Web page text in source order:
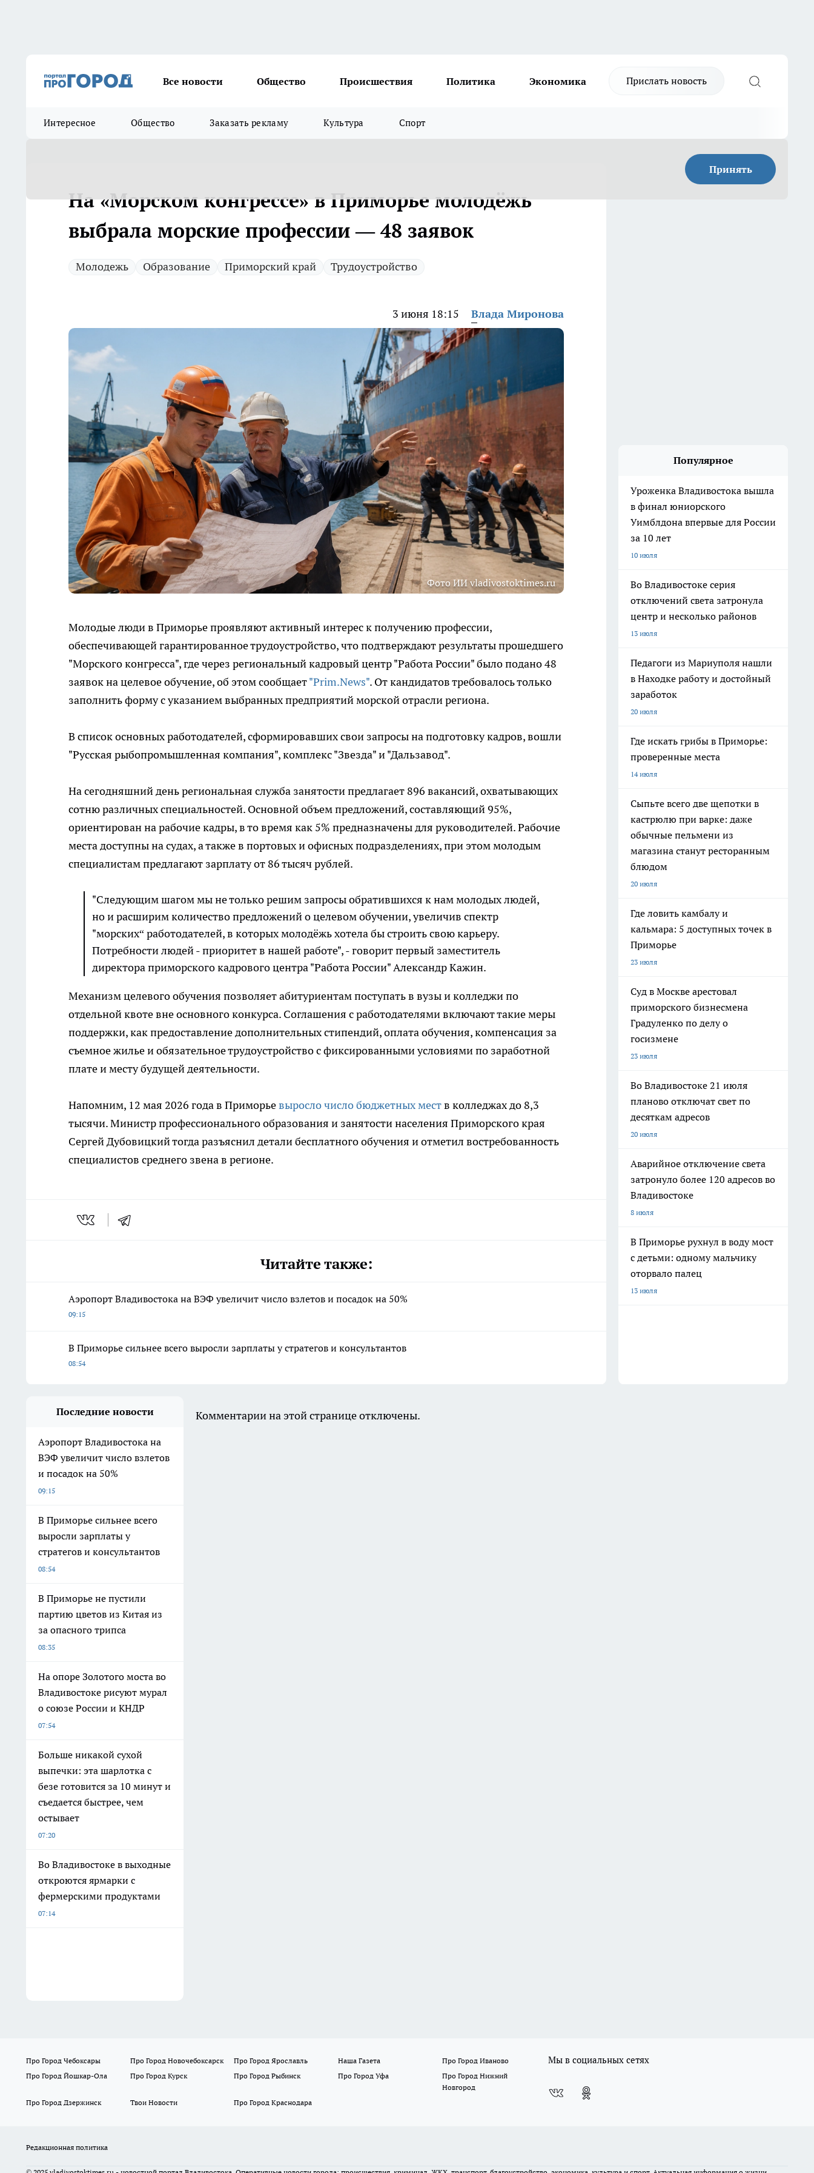
Все новости Общество Происшествия Политика Экономика Прислать новость
Интересное Общество Заказать рекламу Культура Спорт
Принять
На «Морском конгрессе» в Приморье молодёжь
выбрала морские профессии — 48 заявок
Молодежь Образование Приморский край Трудоустройство
3 июня 18:15 Влада Миронова
Фото ИИ vladivostoktimes.ru
Молодые люди в Приморье проявляют активный интерес к получению профессии,
обеспечивающей гарантированное трудоустройство, что подтверждают результаты прошедшего
"Морского конгресса", где через региональный кадровый центр "Работа России" было подано 48
заявок на целевое обучение, об этом сообщает"Prim.News". От кандидатов требовалось только
заполнить форму с указанием выбранных предприятий морской отрасли региона.
В список основных работодателей, сформировавших свои запросы на подготовку кадров, вошли
"Русская рыбопромышленная компания", комплекс "Звезда" и "Дальзавод".
На сегодняшний день региональная служба занятости предлагает 896 вакансий, охватывающих
сотню различных специальностей. Основной объем предложений, составляющий 95%,
ориентирован на рабочие кадры, в то время как 5% предназначены для руководителей. Рабочие
места доступны на судах, а также в портовых и офисных подразделениях, при этом молодым
специалистам предлагают зарплату от 86 тысяч рублей.
"Следующим шагом мы не только решим запросы обратившихся к нам молодых людей,
но и расширим количество предложений о целевом обучении, увеличив спектр
"морских“ работодателей, в которых молодёжь хотела бы строить свою карьеру.
Потребности людей - приоритет в нашей работе", - говорит первый заместитель
директора приморского кадрового центра "Работа России" Александр Кажин.
Механизм целевого обучения позволяет абитуриентам поступать в вузы и колледжи по
отдельной квоте вне основного конкурса. Соглашения с работодателями включают такие меры
поддержки, как предоставление дополнительных стипендий, оплата обучения, компенсация за
съемное жилье и обязательное трудоустройство с фиксированными условиями по заработной
плате и месту будущей деятельности.
Напомним, 12 мая 2026 года в Приморьевыросло число бюджетных меств колледжах до 8,3
тысячи. Министр профессионального образования и занятости населения Приморского края
Сергей Дубовицкий тогда разъяснил детали бесплатного обучения и отметил востребованность
специалистов среднего звена в регионе.
Читайте также:
Аэропорт Владивостока на ВЭФ увеличит число взлетов и посадок на 50%
09:15
В Приморье сильнее всего выросли зарплаты у стратегов и консультантов
08:54
Популярное
Уроженка Владивостока вышла
в финал юниорского
Уимблдона впервые для России
за 10 лет
10 июля
Во Владивостоке серия
отключений света затронула
центр и несколько районов
13 июля
Педагоги из Мариуполя нашли
в Находке работу и достойный
заработок
20 июля
Где искать грибы в Приморье:
проверенные места
14 июля
Сыпьте всего две щепотки в
кастрюлю при варке: даже
обычные пельмени из
магазина станут ресторанным
блюдом
20 июля
Где ловить камбалу и
кальмара: 5 доступных точек в
Приморье
23 июля
Суд в Москве арестовал
приморского бизнесмена
Градуленко по делу о
госизмене
23 июля
Во Владивостоке 21 июля
планово отключат свет по
десяткам адресов
20 июля
Аварийное отключение света
затронуло более 120 адресов во
Владивостоке
8 июля
В Приморье рухнул в воду мост
с детьми: одному мальчику
оторвало палец
13 июля
Последние новости
Аэропорт Владивостока на
ВЭФ увеличит число взлетов
и посадок на 50%
09:15
В Приморье сильнее всего
выросли зарплаты у
стратегов и консультантов
08:54
В Приморье не пустили
партию цветов из Китая из
за опасного трипса
08:35
На опоре Золотого моста во
Владивостоке рисуют мурал
о союзе России и КНДР
07:54
Больше никакой сухой
выпечки: эта шарлотка с
безе готовится за 10 минут и
съедается быстрее, чем
остывает
07:20
Во Владивостоке в выходные
откроются ярмарки с
фермерскими продуктами
07:14
Комментарии на этой странице отключены.
Про Город Чебоксары Про Город Новочебоксарск Про Город Ярославль Наша Газета
Про Город Иваново
Про Город Йошкар-Ола
Про Город Курск Про Город Рыбинск Про Город Уфа
Про Город Нижний
Новгород
Про Город Дзержинск
Твои Новости Про Город Краснодара
Мы в социальных сетях
Редакционная политика